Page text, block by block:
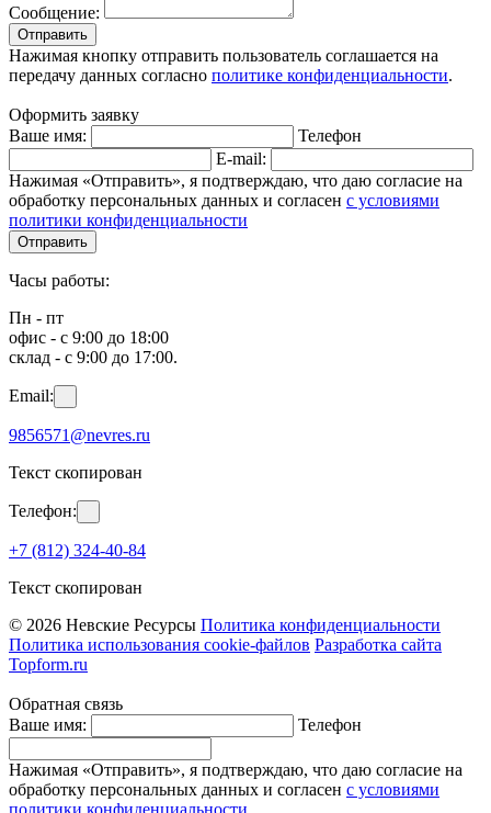
Сообщение:
Отправить
Нажимая кнопку отправить пользователь соглашается на
передачу данных согласно политике конфиденциальности.
Оформить заявку
Ваше имя:
Телефон
E-mail:
Нажимая «Отправить», я подтверждаю, что даю согласие на
обработку персональных данных и согласен с условиями
политики конфиденциальности
Отправить
Часы работы:
Пн - пт
офис - с 9:00 до 18:00
склад - с 9:00 до 17:00.
Email:
9856571@nevres.ru
Текст скопирован
Телефон:
+7 (812) 324-40-84
Текст скопирован
© 2026 Невские Ресурсы Политика конфиденциальности
Политика использования cookie-файлов Разработка сайта
Topform.ru
Обратная связь
Ваше имя:
Телефон
Нажимая «Отправить», я подтверждаю, что даю согласие на
обработку персональных данных и согласен с условиями
политики конфиденциальности